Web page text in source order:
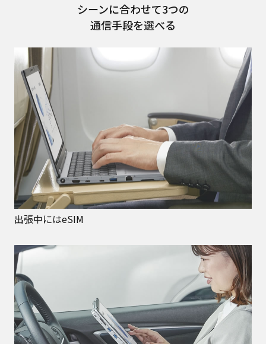
シーンに合わせて3つの
通信手段を選べる
出張中にはeSIM